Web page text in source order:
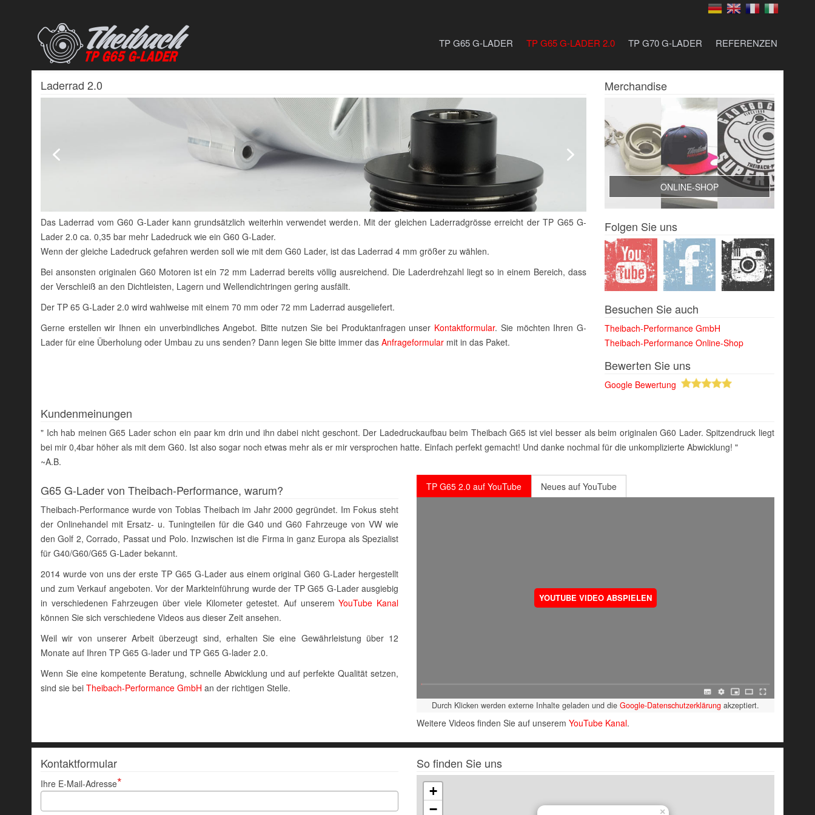
TP G65 G-LADER TP G65 G-LADER 2.0 TP G70 G-LADER REFERENZEN
Laderrad 2.0
Das Laderrad vom G60 G-Lader kann grundsätzlich weiterhin verwendet werden. Mit der gleichen Laderradgrösse erreicht der TP G65 G-
Lader 2.0 ca. 0,35 bar mehr Ladedruck wie ein G60 G-Lader.
Wenn der gleiche Ladedruck gefahren werden soll wie mit dem G60 Lader, ist das Laderrad 4 mm größer zu wählen.
Bei ansonsten originalen G60 Motoren ist ein 72 mm Laderrad bereits völlig ausreichend. Die Laderdrehzahl liegt so in einem Bereich, dass
der Verschleiß an den Dichtleisten, Lagern und Wellendichtringen gering ausfällt.
Der TP 65 G-Lader 2.0 wird wahlweise mit einem 70 mm oder 72 mm Laderrad ausgeliefert.
Gerne erstellen wir Ihnen ein unverbindliches Angebot. Bitte nutzen Sie bei Produktanfragen unser Kontaktformular. Sie möchten Ihren G-
Lader für eine Überholung oder Umbau zu uns senden? Dann legen Sie bitte immer das Anfrageformular mit in das Paket.
Merchandise
ONLINE-SHOP
Folgen Sie uns
Besuchen Sie auch
Theibach-Performance GmbH
Theibach-Performance Online-Shop
Bewerten Sie uns
Google Bewertung
Kundenmeinungen
" Ich hab meinen G65 Lader schon ein paar km drin und ihn dabei nicht geschont. Der Ladedruckaufbau beim Theibach G65 ist viel besser als beim originalen G60 Lader. Spitzendruck liegt
bei mir 0,4bar höher als mit dem G60. Ist also sogar noch etwas mehr als er mir versprochen hatte. Einfach perfekt gemacht! Und danke nochmal für die unkomplizierte Abwicklung! "
~A.B.
G65 G-Lader von Theibach-Performance, warum?
Theibach-Performance wurde von Tobias Theibach im Jahr 2000 gegründet. Im Fokus steht
der Onlinehandel mit Ersatz- u. Tuningteilen für die G40 und G60 Fahrzeuge von VW wie
den Golf 2, Corrado, Passat und Polo. Inzwischen ist die Firma in ganz Europa als Spezialist
für G40/G60/G65 G-Lader bekannt.
2014 wurde von uns der erste TP G65 G-Lader aus einem original G60 G-Lader hergestellt
und zum Verkauf angeboten. Vor der Markteinführung wurde der TP G65 G-Lader ausgiebig
in verschiedenen Fahrzeugen über viele Kilometer getestet. Auf unseremYouTube Kanal
können Sie sich verschiedene Videos aus dieser Zeit ansehen.
Weil wir von unserer Arbeit überzeugt sind, erhalten Sie eine Gewährleistung über 12
Monate auf Ihren TP G65 G-lader und TP G65 G-lader 2.0.
Wenn Sie eine kompetente Beratung, schnelle Abwicklung und auf perfekte Qualität setzen,
sind sie bei Theibach-Performance GmbH an der richtigen Stelle.
TP G65 2.0 auf YouTube Neues auf YouTube
YOUTUBE VIDEO ABSPIELEN
Durch Klicken werden externe Inhalte geladen und die Google-Datenschutzerklärung akzeptiert.
Weitere Videos finden Sie auf unserem YouTube Kanal.
Kontaktformular
Ihre E-Mail-Adresse
So finden Sie uns
×
+
−